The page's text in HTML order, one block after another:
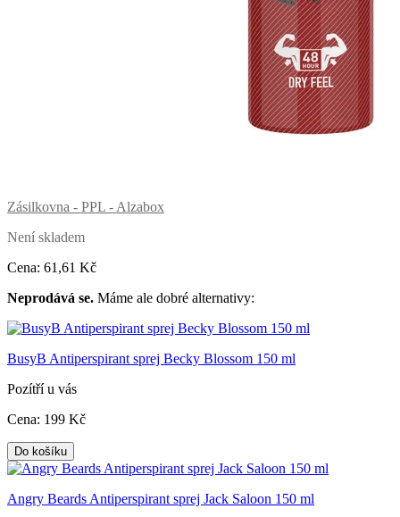
Zásilkovna - PPL - Alzabox
Není skladem
Cena: 61 ,61 Kč
Neprodává se. Máme ale dobré alternativy:
BusyB Antiperspirant sprej Becky Blossom 150 ml
Pozítří u vás
Cena: 199 Kč
Do košíku
Angry Beards Antiperspirant sprej Jack Saloon 150 ml